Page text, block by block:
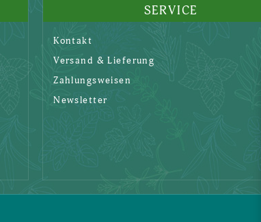
SERVICE
Kontakt
Versand & Lieferung
Zahlungsweisen
Newsletter